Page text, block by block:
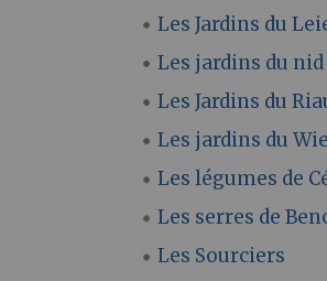
Les Jardins du
Les jardins du
Les Jardins du
Les jardins du
Les légumes de
Les serres de
Les Sourciers